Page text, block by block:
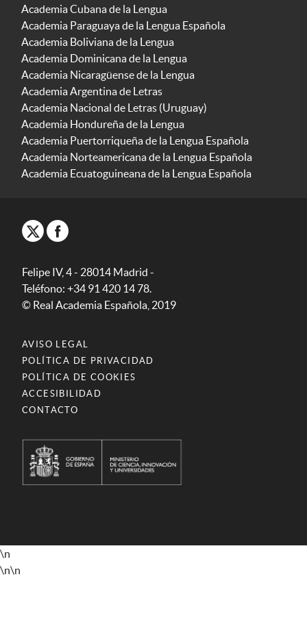
Academia Cubana de la Lengua
Academia Paraguaya de la Lengua Española
Academia Boliviana de la Lengua
Academia Dominicana de la Lengua
Academia Nicaragüense de la Lengua
Academia Argentina de Letras
Academia Nacional de Letras (Uruguay)
Academia Hondureña de la Lengua
Academia Puertorriqueña de la Lengua Española
Academia Norteamericana de la Lengua Española
Academia Ecuatoguineana de la Lengua Española
Felipe IV, 4 - 28014 Madrid -
Teléfono: +34 91 420 14 78.
© Real Academia Española, 2019
AVISO LEGAL
POLÍTICA DE PRIVACIDAD
POLÍTICA DE COOKIES
ACCESIBILIDAD
CONTACTO
\n
\n\n